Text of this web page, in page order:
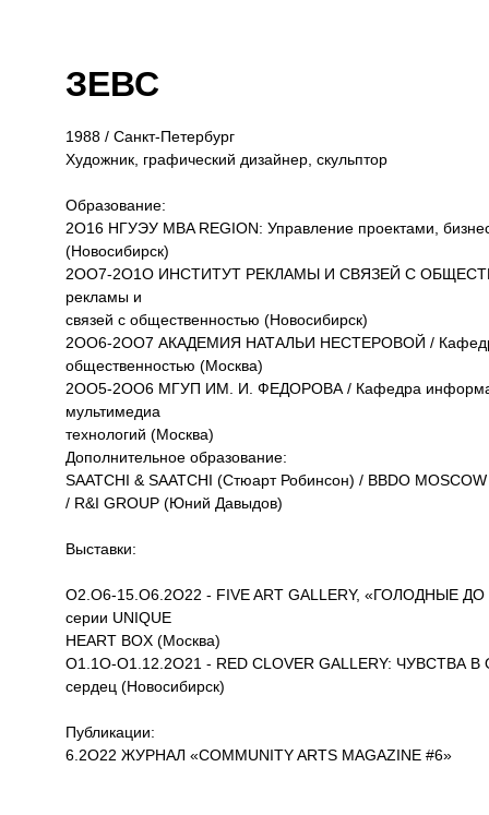
ЗЕВС
1988 / Санкт-Петербург
Художник, графический дизайнер, скульптор
Образование:
2O16 НГУЭУ MBA REGION: Управление проектами,
(Новосибирск)
2OO7-2O1O ИНСТИТУТ РЕКЛАМЫ И СВЯЗЕЙ С
рекламы и
связей с общественностью (Новосибирск)
2OO6-2OO7 АКАДЕМИЯ НАТАЛЬИ НЕСТЕРОВОЙ /
общественностью (Москва)
2OO5-2OO6 МГУП ИМ. И. ФЕДОРОВА / Кафедра
мультимедиа
технологий (Москва)
Дополнительное образование:
SAATCHI & SAATCHI (Стюарт Робинсон) / BBDO
/ R&I GROUP (Юний Давыдов)
Выставки:
O2.O6-15.O6.2O22 - FIVE ART GALLERY, «ГОЛОДНЫЕ
серии UNIQUE
HEART BOX (Москва)
O1.1O-O1.12.2O21 - RED CLOVER GALLERY: ЧУВСТВА
сердец (Новосибирск)
Публикации:
6.2O22 ЖУРНАЛ «COMMUNITY ARTS MAGAZINE #6»